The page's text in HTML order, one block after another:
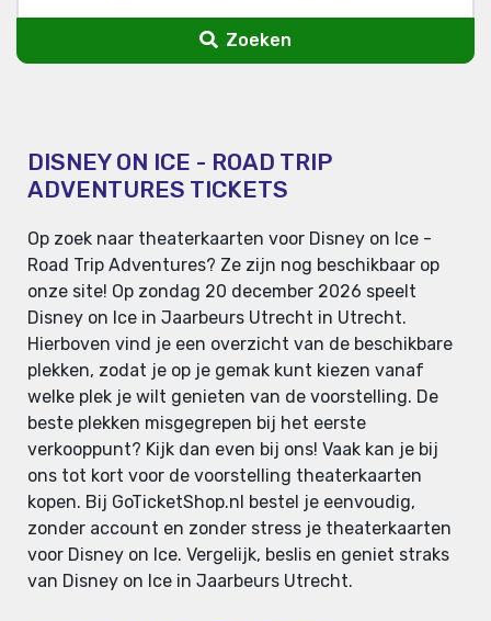
Zoeken
DISNEY ON ICE - ROAD TRIP
ADVENTURES TICKETS
Op zoek naar theaterkaarten voor Disney on Ice -
Road Trip Adventures? Ze zijn nog beschikbaar op
onze site! Op zondag 20 december 2026 speelt
Disney on Ice in Jaarbeurs Utrecht in Utrecht.
Hierboven vind je een overzicht van de beschikbare
plekken, zodat je op je gemak kunt kiezen vanaf
welke plek je wilt genieten van de voorstelling. De
beste plekken misgegrepen bij het eerste
verkooppunt? Kijk dan even bij ons! Vaak kan je bij
ons tot kort voor de voorstelling theaterkaarten
kopen. Bij GoTicketShop.nl bestel je eenvoudig,
zonder account en zonder stress je theaterkaarten
voor Disney on Ice. Vergelijk, beslis en geniet straks
van Disney on Ice in Jaarbeurs Utrecht.